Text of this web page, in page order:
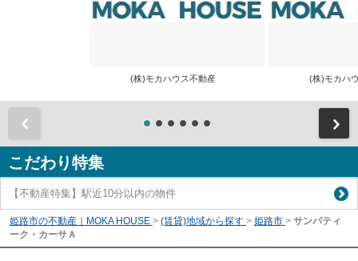
(株)モカハウス不動産 (株)モカハ
こだわり特集
【不動産特集】駅近10分以内の物件
姫路市の不動産｜MOKA HOUSE > (賃貸)地域から探す > 姫路市 > サンパティ
ーク・カーサＡ